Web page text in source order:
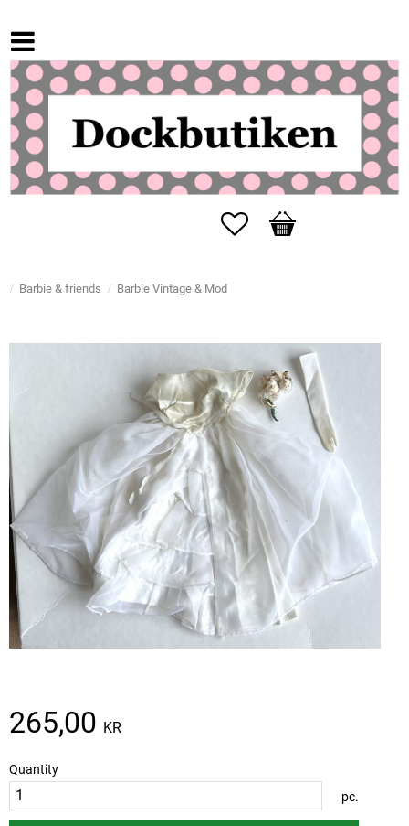
Favorites
Basket
Barbie & friends Barbie Vintage & Mod
265,00 KR
Quantity
pc.